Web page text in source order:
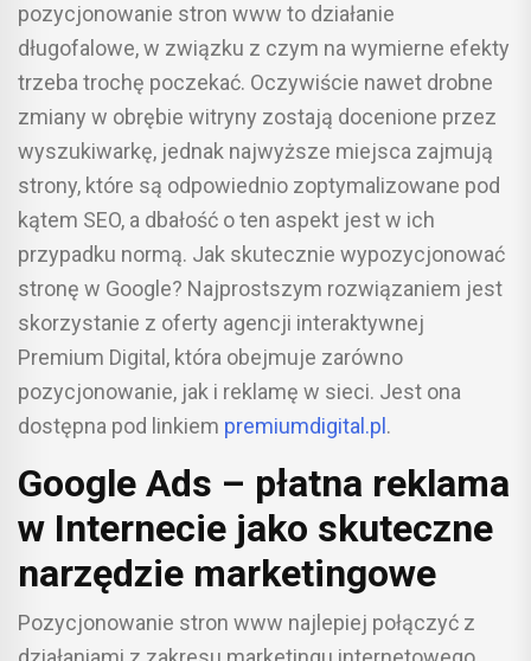
pozycjonowanie stron www to działanie
długofalowe, w związku z czym na wymierne efekty
trzeba trochę poczekać. Oczywiście nawet drobne
zmiany w obrębie witryny zostają docenione przez
wyszukiwarkę, jednak najwyższe miejsca zajmują
strony, które są odpowiednio zoptymalizowane pod
kątem SEO, a dbałość o ten aspekt jest w ich
przypadku normą. Jak skutecznie wypozycjonować
stronę w Google? Najprostszym rozwiązaniem jest
skorzystanie z oferty agencji interaktywnej
Premium Digital, która obejmuje zarówno
pozycjonowanie, jak i reklamę w sieci. Jest ona
dostępna pod linkiem premiumdigital.pl .
Google Ads – płatna reklama
w Internecie jako skuteczne
narzędzie marketingowe
Pozycjonowanie stron www najlepiej połączyć z